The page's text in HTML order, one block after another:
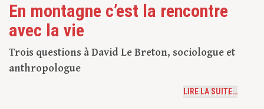
En montagne c’est la rencontre
avec la vie
Trois questions à David Le Breton, sociologue et
anthropologue
LIRE LA SUITE…